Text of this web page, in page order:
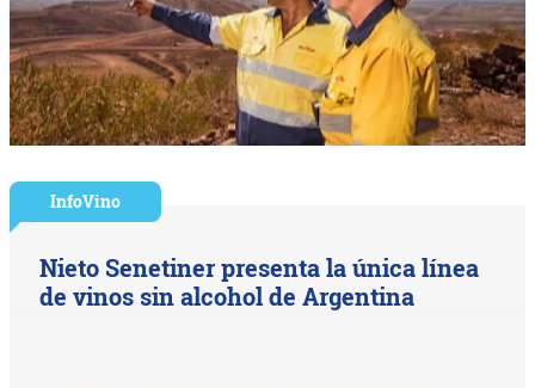
InfoVino
Nieto Senetiner presenta la única línea
de vinos sin alcohol de Argentina